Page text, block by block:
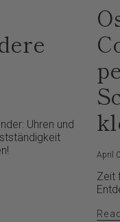
Uhren und
April
Zeit